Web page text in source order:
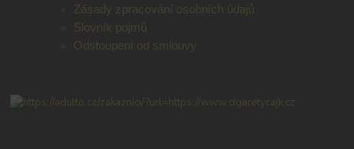
Zásady zpracování osobních údajů
Slovník pojmů
Odstoupení od smlouvy